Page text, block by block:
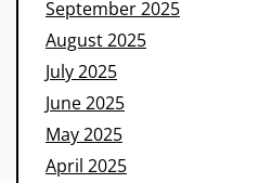
September 2025
August 2025
July 2025
June 2025
May 2025
April 2025